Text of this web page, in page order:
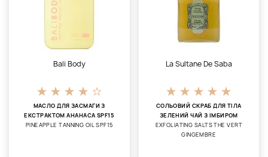
Bali Body
МАСЛО ДЛЯ ЗАСМАГИ З
ЕКСТРАКТОМ АНАНАСА SPF15
PINEAPPLE TANNING OIL SPF15
La Sultane De Saba
СОЛЬОВИЙ СКРАБ ДЛЯ ТІЛА
ЗЕЛЕНИЙ ЧАЙ З ІМБИРОМ
EXFOLIATING SALTS THE VERT
GINGEMBRE